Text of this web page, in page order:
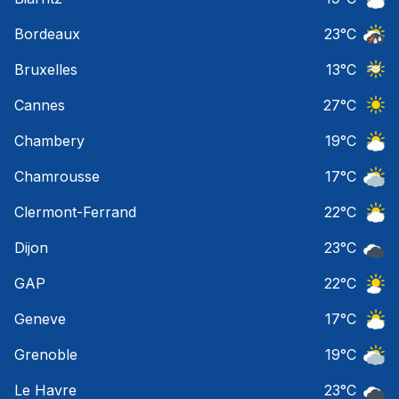
Bordeaux
23°C
Bruxelles
13°C
Cannes
27°C
Chambery
19°C
Chamrousse
17°C
Clermont-Ferrand
22°C
Dijon
23°C
GAP
22°C
Geneve
17°C
Grenoble
19°C
Le Havre
23°C